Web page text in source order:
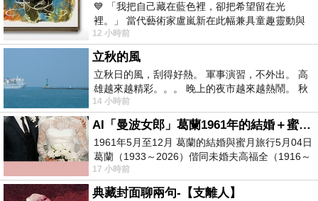
💙 「我把自己藏在藍色裡，卻把希望留在光
裡。」 當代藝術家盧嵐新在此幅兼具童趣靈動與
抽象韻味的新作中，用湛藍的羽翼般色塊包覆著
12 小時前
立秋的風
立秋日的風，刮得好熱。 軍事演習，不外出。 高
雄越來越精彩。。。 晚上的夜市越來越熱鬧。 秋
天的風刮得很熱 夜遊消暑熱。。。
14 小時前
AI「曼波女郎」葛蘭1961年的結婚＋蜜月旅行 #戀上老電影 #葛蘭 #粟子
1961年5月至12月 葛蘭的結婚與蜜月旅行5月04日
葛蘭（1933～2026）偕同未婚夫高福全（1916～
2004）乘郵輪赴倫敦6月15日於英國倫敦St.S
17 小時前
典藏封面聊兩句-【支離人】